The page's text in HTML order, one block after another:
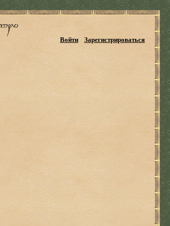
Войти Зарегистрироваться